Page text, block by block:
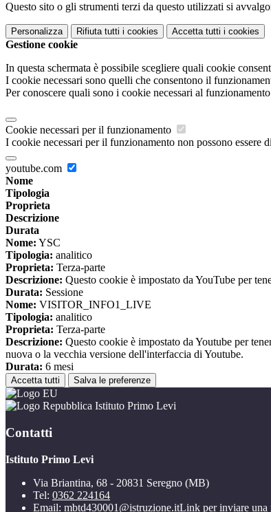
Questo sito o gli strumenti terzi da questo utilizzati si
Personalizza Rifiuta tutti i cookies Accetta tutti i cookies
Gestione cookie
In questa schermata è possibile scegliere quali cookie
I cookie necessari sono quelli che consentono il
Per conoscere quali sono i cookie necessari al
Cookie necessari per il funzionamento
I cookie necessari per il funzionamento non possono
youtube.com
Nome
Tipologia
Proprieta
Descrizione
Durata
Nome: YSC
Tipologia: analitico
Proprieta: Terza-parte
Descrizione: Questo cookie è impostato da YouTube per
Durata: Sessione
Nome: VISITOR_INFO1_LIVE
Tipologia: analitico
Proprieta: Terza-parte
Descrizione: Questo cookie è impostato da Youtube per
nuova o la vecchia versione dell'interfaccia di Youtube.
Durata: 6 mesi
Accetta tutti Salva le preferenze
Istituto Primo Levi
Contatti
Istituto Primo Levi
Via Briantina, 68 - 20831 Seregno (MB)
Tel: 0362 224164
Email: mbtd430001@istruzione.itLink per inviare una